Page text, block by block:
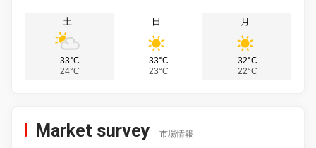
土
33°C
24°C
日
33°C
23°C
月
32°C
22°C
Market survey 市場情報